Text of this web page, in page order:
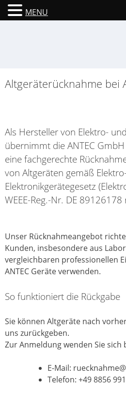
Altgeräterücknahme bei
Als Hersteller von Elektro-
übernimmt die ANTEC
eine fachgerechte
von Altgeräten gemäß
Elektronikgerätegesetz
WEEE-Reg.-Nr. DE
Unser Rücknahmeangebot
Kunden, insbesondere aus
vergleichbaren professionellen
ANTEC Geräte verwenden.
So funktioniert die Rückgabe
Sie können Altgeräte nach
uns zurückgeben.
Zur Anmeldung wenden Sie sich
E-Mail:
Telefon: +49 8856
MENU